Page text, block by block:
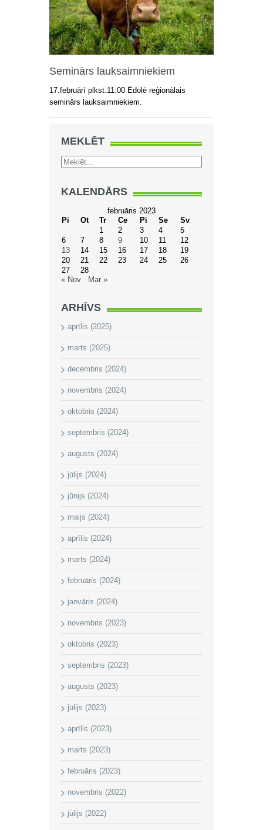
Seminārs lauksaimniekiem
17.februārī plkst.11:00 Ēdolē reģionālais
seminārs lauksaimniekiem.
MEKLĒT
KALENDĀRS
februāris 2023
Pi
Ot Tr Ce Pi Se
Sv
1
2 3 4
5
6
7 8 9 10 11
12
13
14 15 16 17 18
19
20
21 22 23 24 25
26
27
28
« Nov
Mar »
ARHĪVS
aprīlis (2025)
marts (2025)
decembris (2024)
novembris (2024)
oktobris (2024)
septembris (2024)
augusts (2024)
jūlijs (2024)
jūnijs (2024)
maijs (2024)
aprīlis (2024)
marts (2024)
februāris (2024)
janvāris (2024)
novembris (2023)
oktobris (2023)
septembris (2023)
augusts (2023)
jūlijs (2023)
aprīlis (2023)
marts (2023)
februāris (2023)
novembris (2022)
jūlijs (2022)